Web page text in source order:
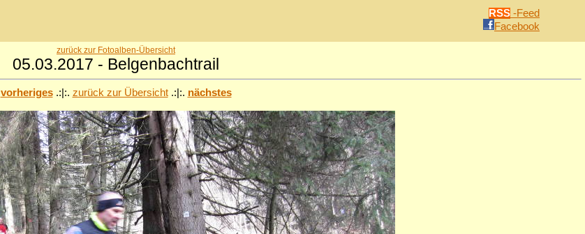
RSS -Feed
Facebook
zurück zur Fotoalben-Übersicht
05.03.2017 - Belgenbachtrail
vorheriges.:|:. zurück zur Übersicht.:|:. nächstes